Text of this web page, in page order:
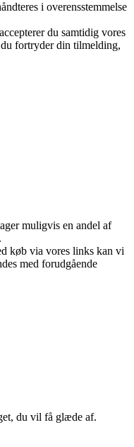
i overensstemmelse
du samtidig vores
fortryder din tilmelding,
muligvis en andel af
køb via vores links kan vi
med forudgående
du vil få glæde af.